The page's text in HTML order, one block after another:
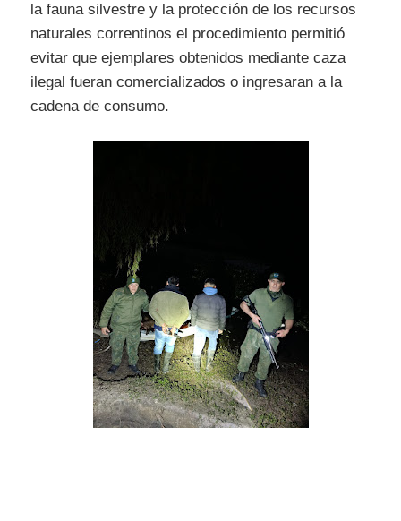
la fauna silvestre y la protección de los recursos
naturales correntinos el procedimiento permitió
evitar que ejemplares obtenidos mediante caza
ilegal fueran comercializados o ingresaran a la
cadena de consumo.